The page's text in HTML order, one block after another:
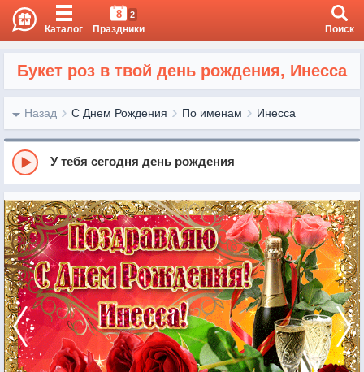
Каталог
8 2
Праздники Поиск
Букет роз в твой день рождения, Инесса
Назад С Днем Рождения По именам Инесса
У тебя сегодня день рождения